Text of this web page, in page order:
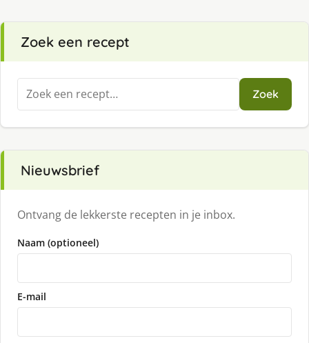
Zoek een recept
Zoeken
naar:
Zoek
Nieuwsbrief
Ontvang de lekkerste recepten in je inbox.
Naam (optioneel)
E-mail